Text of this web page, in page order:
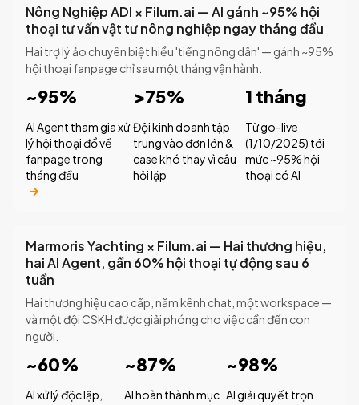
Nông Nghiệp ADI × Filum.ai — AI gánh ~95% hội
thoại tư vấn vật tư nông nghiệp ngay tháng đầu
Hai trợ lý ảo chuyên biệt hiểu 'tiếng nông dân' — gánh ~95%
hội thoại fanpage chỉ sau một tháng vận hành.
~95%
AI Agent tham gia xử
lý hội thoại đổ về
fanpage trong
tháng đầu
>75%
Đội kinh doanh tập
trung vào đơn lớn &
case khó thay vì câu
hỏi lặp
1 tháng
Từ go-live
(1/10/2025) tới
mức ~95% hội
thoại có AI
Marmoris Yachting × Filum.ai — Hai thương hiệu,
hai AI Agent, gần 60% hội thoại tự động sau 6
tuần
Hai thương hiệu cao cấp, năm kênh chat, một workspace —
và một đội CSKH được giải phóng cho việc cần đến con
người.
~60%
AI xử lý độc lập,
~87%
AI hoàn thành mục
~98%
AI giải quyết trọn